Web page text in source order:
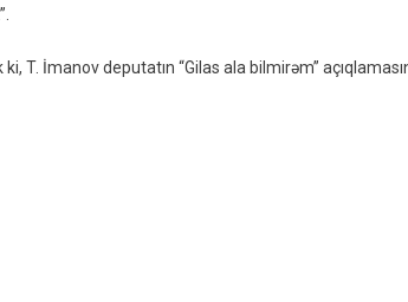
ki, T. İmanov deputatın “Gilas ala bilmirəm”